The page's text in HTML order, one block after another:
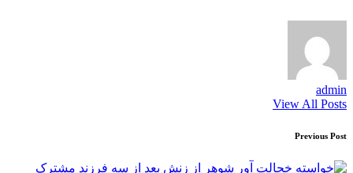
admin
View All Posts
Post
navigation
Previous Post